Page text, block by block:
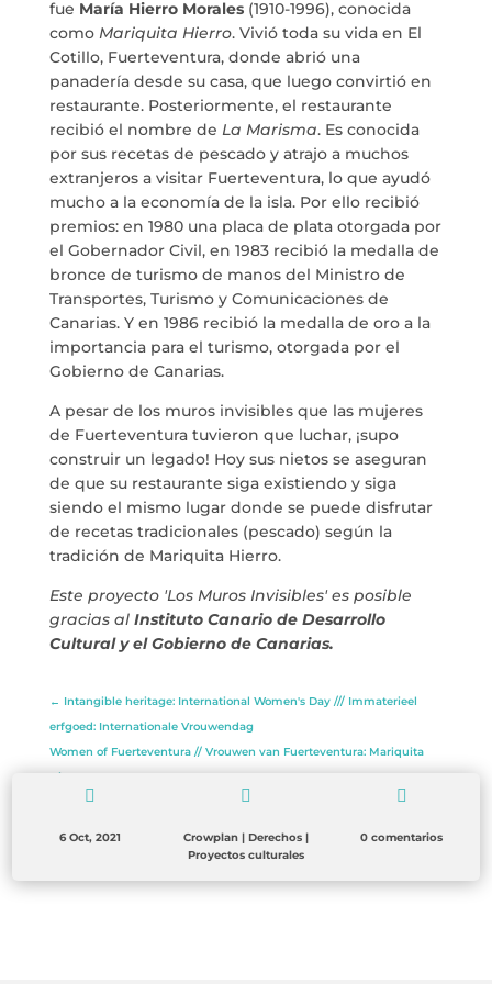
BLOG
THE TANK CULTURAL SPACE
CONTACT
LA NEUROLITERATURA ENTRA
EN NUESTROS OBJETIVOS
por Digital
WE ARE TRANSPARENT
Dulce Xerach
info@crowplan.com
922 28 00 28
fue María Hierro Morales(1910-1996), conocida
como Mariquita Hierro. Vivió toda su vida en El
Cotillo, Fuerteventura, donde abrió una
panadería desde su casa, que luego convirtió en
restaurante. Posteriormente, el restaurante
recibió el nombre de La Marisma. Es conocida
por sus recetas de pescado y atrajo a muchos
extranjeros a visitar Fuerteventura, lo que ayudó
mucho a la economía de la isla. Por ello recibió
premios: en 1980 una placa de plata otorgada por
el Gobernador Civil, en 1983 recibió la medalla de
bronce de turismo de manos del Ministro de
Transportes, Turismo y Comunicaciones de
Canarias. Y en 1986 recibió la medalla de oro a la
importancia para el turismo, otorgada por el
Gobierno de Canarias.
A pesar de los muros invisibles que las mujeres
de Fuerteventura tuvieron que luchar, ¡supo
construir un legado! Hoy sus nietos se aseguran
de que su restaurante siga existiendo y siga
siendo el mismo lugar donde se puede disfrutar
de recetas tradicionales (pescado) según la
tradición de Mariquita Hierro.
Este proyecto 'Los Muros Invisibles' es posible
gracias al Instituto Canario de Desarrollo
Cultural y el Gobierno de Canarias.
← Intangible heritage: International Women's Day /// Immaterieel
erfgoed: Internationale Vrouwendag
Women of Fuerteventura // Vrouwen van Fuerteventura: Mariquita
Hierro.

6 Oct, 2021

Crowplan| Derechos|
Proyectos culturales

0 comentarios